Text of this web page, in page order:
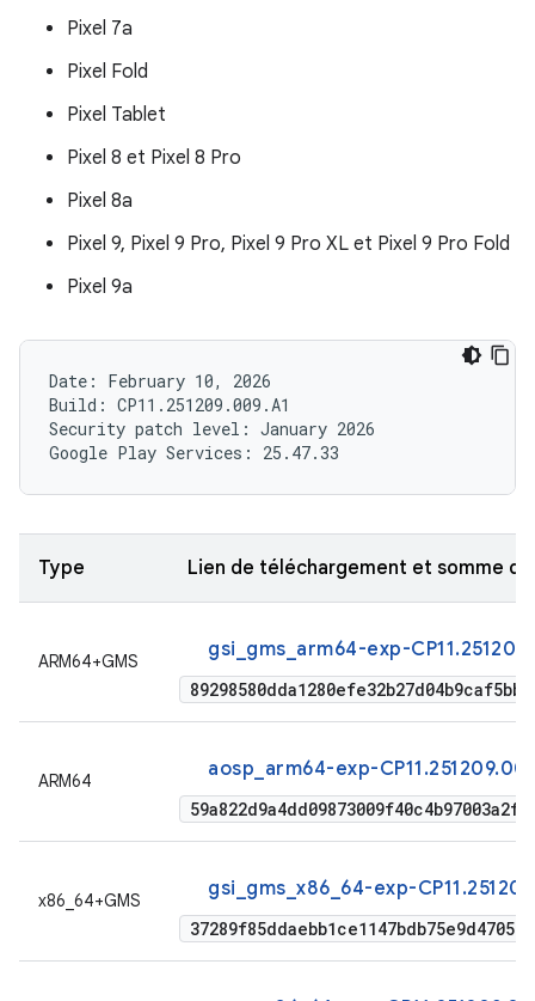
Pixel 7a
Pixel Fold
Pixel Tablet
Pixel 8 et Pixel 8 Pro
Pixel 8a
Pixel 9, Pixel 9 Pro, Pixel 9 Pro XL et Pixel 9 Pro Fold
Pixel 9a
Date: February 10, 2026
Build: CP11.251209.009.A1
Security patch level: January 2026
Type Lien de téléchargement et somme
ARM64+GMS gsi_gms_arm64-exp-
ARM64 aosp_arm64-exp-
x86_64+GMS gsi_gms_x86_64-exp-